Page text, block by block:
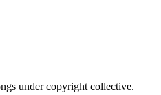
under copyright collective.